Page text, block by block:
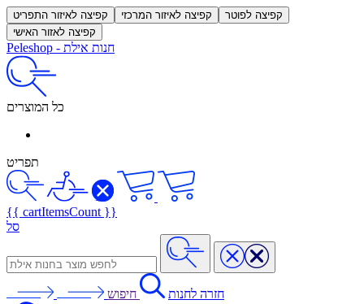
קפיצה לאיזור התפריט קפיצה לאיזור המרכזי
קפיצה לפוטר
קפיצה לאזור האישי
Peleshop - חנות אילת
כל המוצרים
תפריט
{{ cartItemsCount }}
סל
חזרה לחנות חיפוש